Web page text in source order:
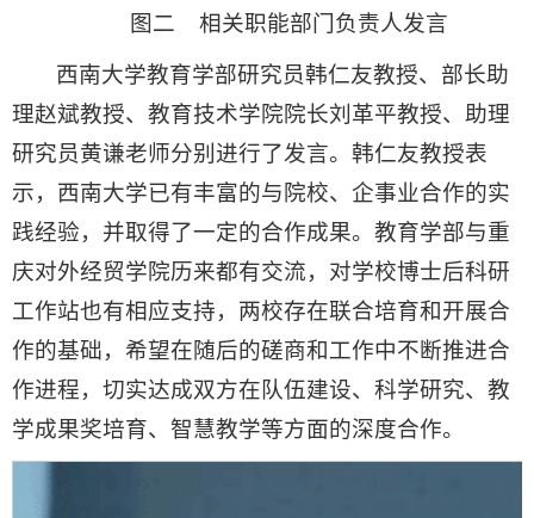
图二 相关职能部门负责人发言
西南大学教育学部研究员韩仁友教授、部长助
理赵斌教授、教育技术学院院长刘革平教授、助理
研究员黄谦老师分别进行了发言。韩仁友教授表
示，西南大学已有丰富的与院校、企事业合作的实
践经验，并取得了一定的合作成果。教育学部与重
庆对外经贸学院历来都有交流，对学校博士后科研
工作站也有相应支持，两校存在联合培育和开展合
作的基础，希望在随后的磋商和工作中不断推进合
作进程，切实达成双方在队伍建设、科学研究、教
学成果奖培育、智慧教学等方面的深度合作。